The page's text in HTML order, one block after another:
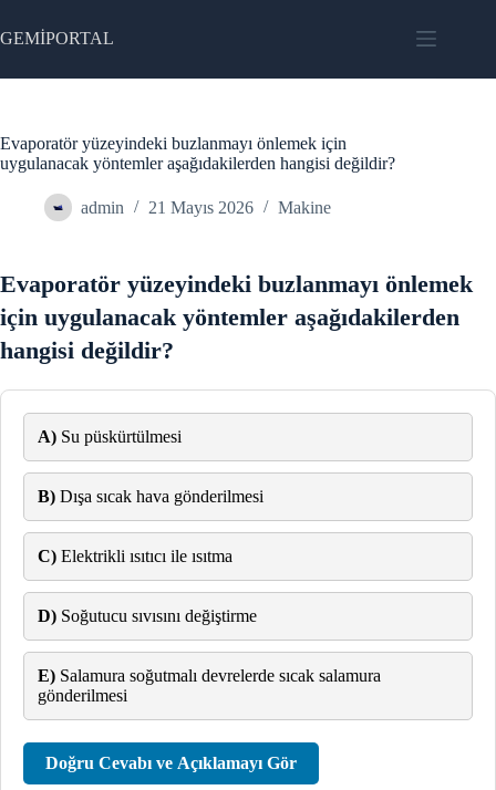
to
content
GEMİPORTAL
Evaporatör yüzeyindeki buzlanmayı önlemek için
uygulanacak yöntemler aşağıdakilerden hangisi değildir?
admin 21 Mayıs 2026 Makine
Evaporatör yüzeyindeki buzlanmayı önlemek
için uygulanacak yöntemler aşağıdakilerden
hangisi değildir?
A) Su püskürtülmesi
B) Dışa sıcak hava gönderilmesi
C) Elektrikli ısıtıcı ile ısıtma
D) Soğutucu sıvısını değiştirme
E) Salamura soğutmalı devrelerde sıcak salamura
gönderilmesi
Doğru Cevabı ve Açıklamayı Gör